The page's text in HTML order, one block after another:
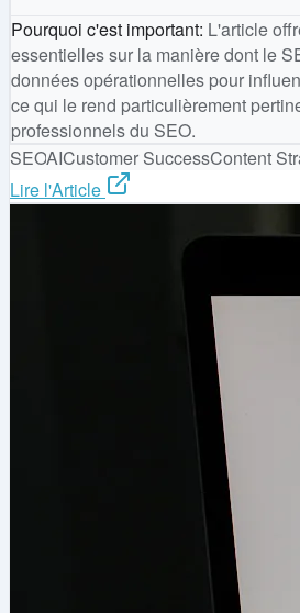
Pourquoi c'est important: L'article
essentielles sur la manière dont le
données opérationnelles pour
ce qui le rend particulièrement
professionnels du SEO.
SEOAICustomer SuccessContent
Lire l'Article